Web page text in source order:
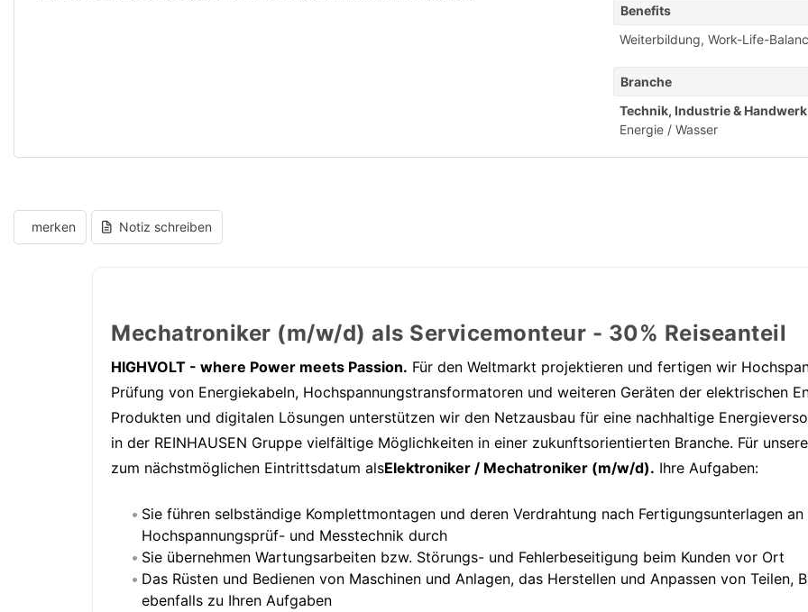
Benefits
Weiterbildung, Work-Life-
Branche
Technik, Industrie &
Energie / Wasser
merken Notiz schreiben
Mechatroniker (m/w/d) als Servicemonteur - 30% Reiseanteil
HIGHVOLT - where Power meets Passion. Für den Weltmarkt projektieren und fertigen wir
Prüfung von Energiekabeln, Hochspannungstransformatoren und weiteren Geräten der elektrischen
Produkten und digitalen Lösungen unterstützen wir den Netzausbau für eine nachhaltige
in der REINHAUSEN Gruppe vielfältige Möglichkeiten in einer zukunftsorientierten Branche. Für
zum nächstmöglichen Eintrittsdatum alsElektroniker / Mechatroniker (m/w/d). Ihre Aufgaben:
Sie führen selbständige Komplettmontagen und deren Verdrahtung nach Fertigungsunterlagen
Hochspannungsprüf- und Messtechnik durch
Sie übernehmen Wartungsarbeiten bzw. Störungs- und Fehlerbeseitigung beim Kunden vor Ort
Das Rüsten und Bedienen von Maschinen und Anlagen, das Herstellen und Anpassen von Teilen,
ebenfalls zu Ihren Aufgaben